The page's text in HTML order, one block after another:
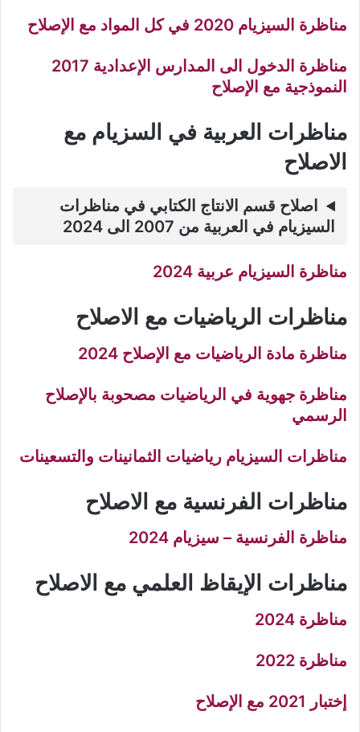
مناظرة السيزيام 2020 في كل المواد مع الإصلاح
مناظرة الدخول الى المدارس الإعدادية 2017
النموذجية مع الإصلاح
مناظرات العربية في السزيام مع
الاصلاح
اصلاح قسم الانتاج الكتابي في مناظرات
السيزيام في العربية من 2007 الى 2024
مناظرة السيزيام عربية 2024
مناظرات الرياضيات مع الاصلاح
مناظرة مادة الرياضيات مع الإصلاح 2024
مناظرة جهوية في الرياضيات مصحوبة بالإصلاح
الرسمي
مناظرات السيزيام رياضيات الثمانينات والتسعينات
مناظرات الفرنسية مع الاصلاح
مناظرة الفرنسية – سيزيام 2024
مناظرات الإيقاظ العلمي مع الاصلاح
مناظرة 2024
مناظرة 2022
إختبار 2021 مع الإصلاح